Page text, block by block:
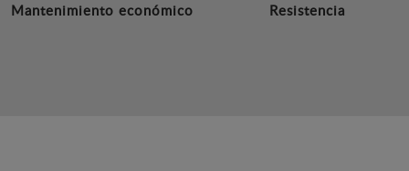
Mantenimiento económico Resistencia